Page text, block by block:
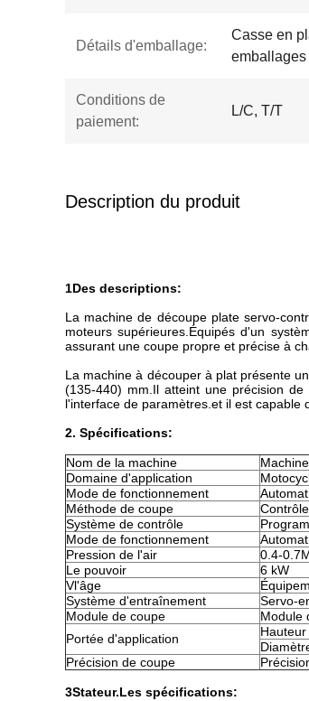
Détails d'emballage:
Casse en
emballages
Conditions de
paiement:
L/C, T/T
Description du produit
1Des descriptions:
La machine de découpe plate servo-
moteurs supérieures.Équipés d'un
assurant une coupe propre et précise à
La machine à découper à plat présente
(135-440) mm.Il atteint une précision
l'interface de paramètres.et il est capable
2. Spécifications:
Nom de la machine
Domaine d'application
Mode de fonctionnement
Méthode de coupe
Système de contrôle
Mode de fonctionnement
Pression de l'air
0.4-
Le pouvoir
6 kW
Vl'âge
Système d'entraînement
Servo-
Module de coupe
Module
Portée d'application
Précision de coupe
3Stateur.Les spécifications: